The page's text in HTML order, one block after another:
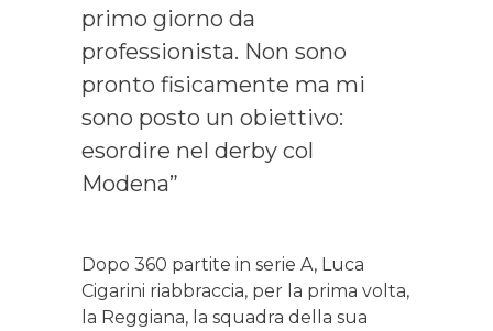
primo giorno da
professionista. Non sono
pronto fisicamente ma mi
sono posto un obiettivo:
esordire nel derby col
Modena”
Dopo 360 partite in serie A, Luca
Cigarini riabbraccia, per la prima volta,
la Reggiana, la squadra della sua